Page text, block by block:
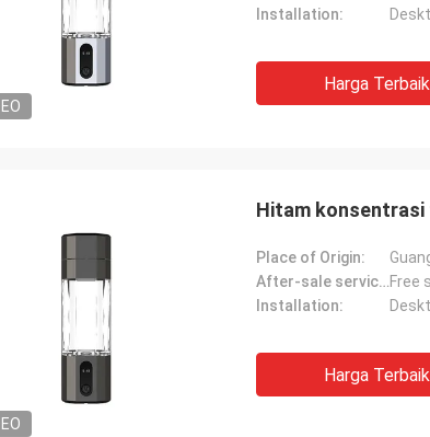
Installation:
Harga Terbaik
Hitam konsentrasi
Place of Origin:
After-sale service provided:Free
Installation:
Harga Terbaik